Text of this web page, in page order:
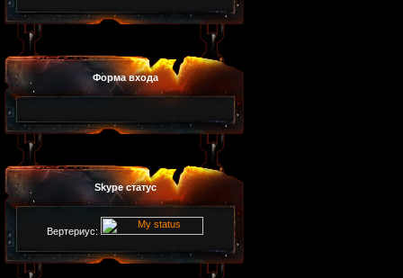
Форма входа
Skype статус
Вертериус: